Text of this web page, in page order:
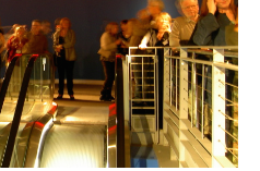
1-2018
4-2017
3-2017
2-2017
1-2017